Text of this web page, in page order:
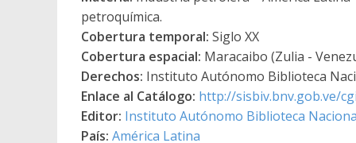
petroquímica.
Cobertura temporal: Siglo XX
Cobertura espacial: Maracaibo (Zulia -
Derechos: Instituto Autónomo Biblioteca
Enlace al Catálogo: http://sisbiv.bnv.gob.ve/
Editor: Instituto Autónomo Biblioteca
País: América Latina